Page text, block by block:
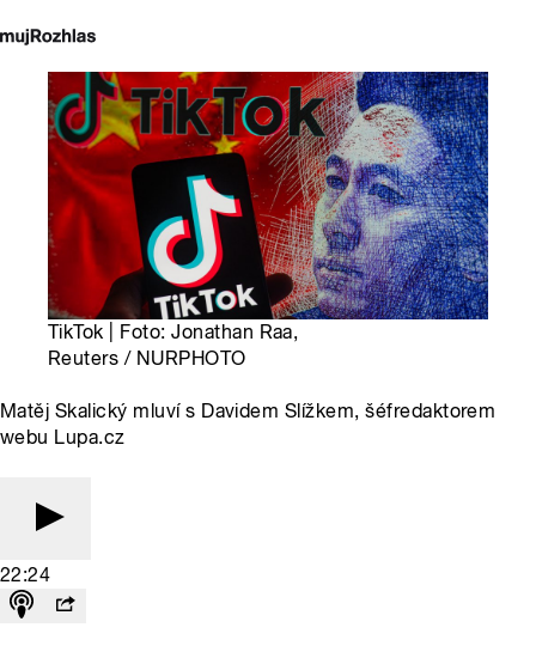
TikTok | Foto: Jonathan Raa,
Reuters / NURPHOTO
Matěj Skalický mluví s Davidem Slížkem, šéfredaktorem
webu Lupa.cz
22:24